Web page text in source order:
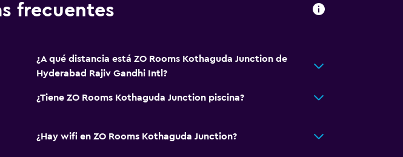
frecuentes
¿A qué distancia está ZO Rooms Kothaguda Junction de
Hyderabad Rajiv Gandhi Intl?
¿Tiene ZO Rooms Kothaguda Junction piscina?
¿Hay wifi en ZO Rooms Kothaguda Junction?